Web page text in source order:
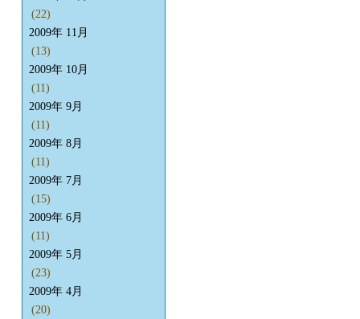
(22)
2009年 11月
(13)
2009年 10月
(11)
2009年 9月
(11)
2009年 8月
(11)
2009年 7月
(15)
2009年 6月
(11)
2009年 5月
(23)
2009年 4月
(20)